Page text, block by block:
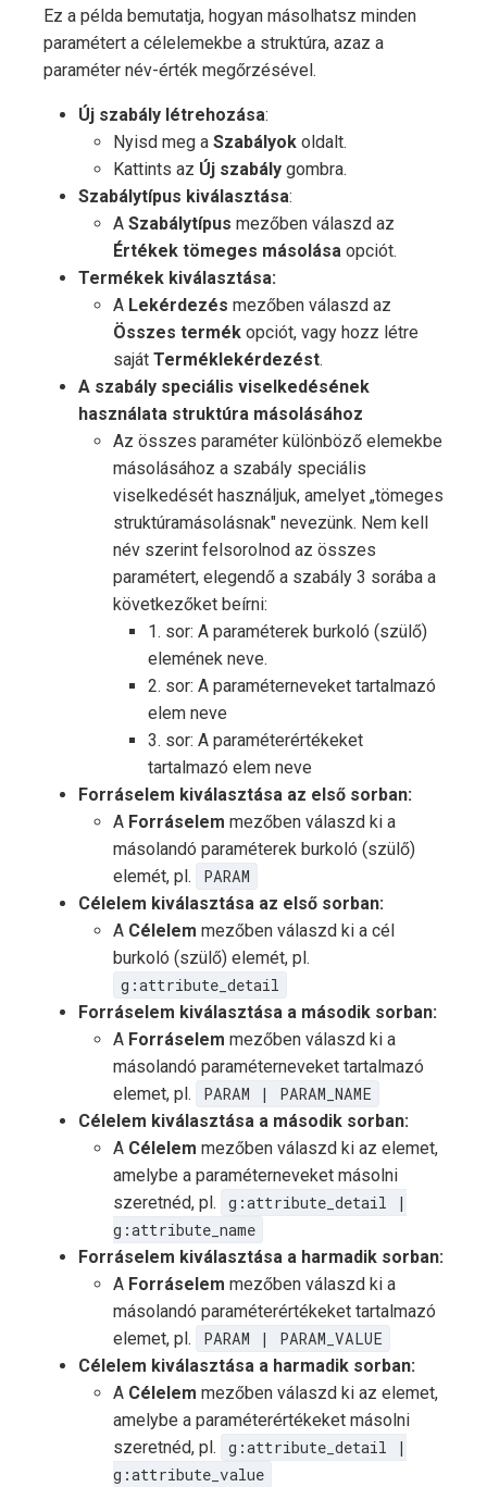
Ez a példa bemutatja, hogyan másolhatsz minden
paramétert a célelemekbe a struktúra, azaz a
paraméter név-érték megőrzésével.
Új szabály létrehozása:
Nyisd meg a Szabályok oldalt.
Kattints az Új szabály gombra.
Szabálytípus kiválasztása:
A Szabálytípus mezőben válaszd az
Értékek tömeges másolása opciót.
Termékek kiválasztása:
A Lekérdezés mezőben válaszd az
Összes termék opciót, vagy hozz létre
saját Terméklekérdezést.
A szabály speciális viselkedésének
használata struktúra másolásához
Az összes paraméter különböző elemekbe
másolásához a szabály speciális
viselkedését használjuk, amelyet „tömeges
struktúramásolásnak" nevezünk. Nem kell
név szerint felsorolnod az összes
paramétert, elegendő a szabály 3 sorába a
következőket beírni:
1. sor: A paraméterek burkoló (szülő)
elemének neve.
2. sor: A paraméterneveket tartalmazó
elem neve
3. sor: A paraméterértékeket
tartalmazó elem neve
Forráselem kiválasztása az első sorban:
A Forráselem mezőben válaszd ki a
másolandó paraméterek burkoló (szülő)
elemét, pl.
PARAM
Célelem kiválasztása az első sorban:
A Célelem mezőben válaszd ki a cél
burkoló (szülő) elemét, pl.
g:attribute_detail
Forráselem kiválasztása a második sorban:
A Forráselem mezőben válaszd ki a
másolandó paraméterneveket tartalmazó
elemet, pl.
PARAM | PARAM_NAME
Célelem kiválasztása a második sorban:
A Célelem mezőben válaszd ki az elemet,
amelybe a paraméterneveket másolni
szeretnéd, pl.
g:attribute_detail |
g:attribute_name
Forráselem kiválasztása a harmadik sorban:
A Forráselem mezőben válaszd ki a
másolandó paraméterértékeket tartalmazó
elemet, pl.
PARAM | PARAM_VALUE
Célelem kiválasztása a harmadik sorban:
A Célelem mezőben válaszd ki az elemet,
amelybe a paraméterértékeket másolni
szeretnéd, pl.
g:attribute_detail |
g:attribute_value